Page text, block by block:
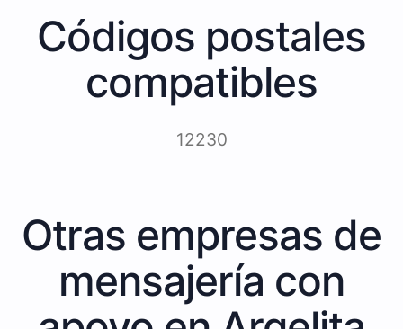
Códigos postales
compatibles
12230
Otras empresas de
mensajería con